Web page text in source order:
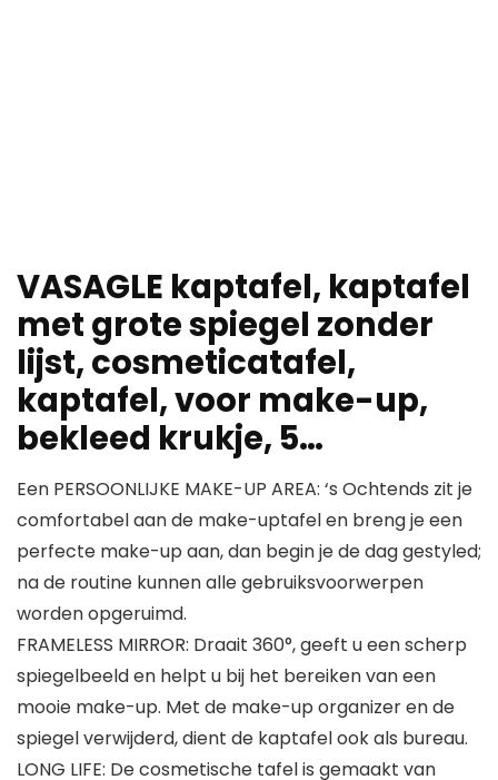
VASAGLE kaptafel, kaptafel
met grote spiegel zonder
lijst, cosmeticatafel,
kaptafel, voor make-up,
bekleed krukje, 5…
Een PERSOONLIJKE MAKE-UP AREA: ‘s Ochtends zit je
comfortabel aan de make-uptafel en breng je een
perfecte make-up aan, dan begin je de dag gestyled;
na de routine kunnen alle gebruiksvoorwerpen
worden opgeruimd.
FRAMELESS MIRROR: Draait 360°, geeft u een scherp
spiegelbeeld en helpt u bij het bereiken van een
mooie make-up. Met de make-up organizer en de
spiegel verwijderd, dient de kaptafel ook als bureau.
LONG LIFE: De cosmetische tafel is gemaakt van